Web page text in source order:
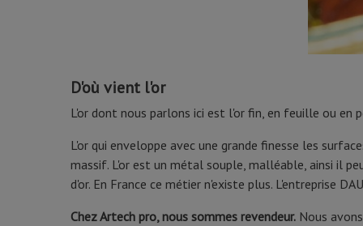
D'où vient l'or
L'or dont nous parlons ici est l'or fin, en feuille ou en
L'or qui enveloppe avec une grande finesse les
massif. L'or est un métal souple, malléable, ainsi il
d'or. En France ce métier n'existe plus. L'entreprise
Chez Artech pro, nous sommes revendeur. Nous